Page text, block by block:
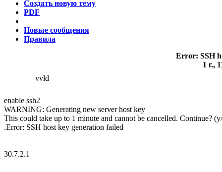
Создать новую тему
PDF
Новые сообщения
Правила
Error: SSH
1 г.,
vvld
enable ssh2
WARNING: Generating new server host key
This could take up to 1 minute and cannot be cancelled. Continue?
.Error: SSH host key generation failed
30.7.2.1